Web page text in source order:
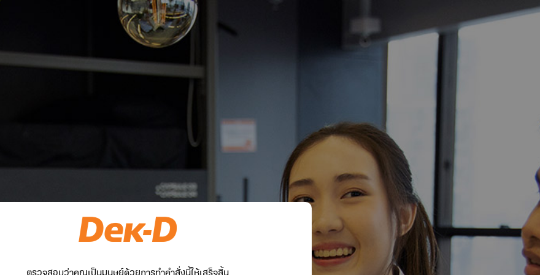
ตรวจสอบว่าคุณเป็นมนุษย์ด้วยการทำคำสั่งนี้ให้เสร็จสิ้น